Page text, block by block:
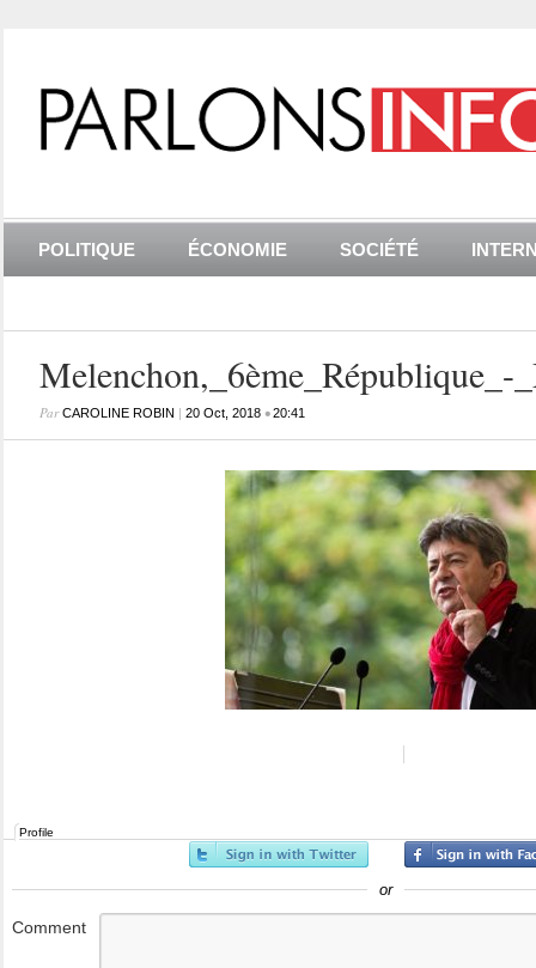
POLITIQUE ÉCONOMIE SOCIÉTÉ
Melenchon,_6ème_République_-
ParCAROLINE ROBIN | 20 Oct, 2018•20:41
Profile
or
Comment